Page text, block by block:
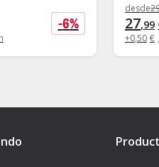
-6%
desde
27,99
+0,50 €